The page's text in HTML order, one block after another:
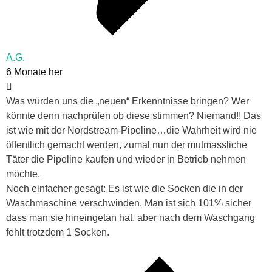
A.G.
6 Monate her
Was würden uns die „neuen“ Erkenntnisse bringen? Wer
könnte denn nachprüfen ob diese stimmen? Niemand!! Das
ist wie mit der Nordstream-Pipeline…die Wahrheit wird nie
öffentlich gemacht werden, zumal nun der mutmassliche
Täter die Pipeline kaufen und wieder in Betrieb nehmen
möchte.
Noch einfacher gesagt: Es ist wie die Socken die in der
Waschmaschine verschwinden. Man ist sich 101% sicher
dass man sie hineingetan hat, aber nach dem Waschgang
fehlt trotzdem 1 Socken.